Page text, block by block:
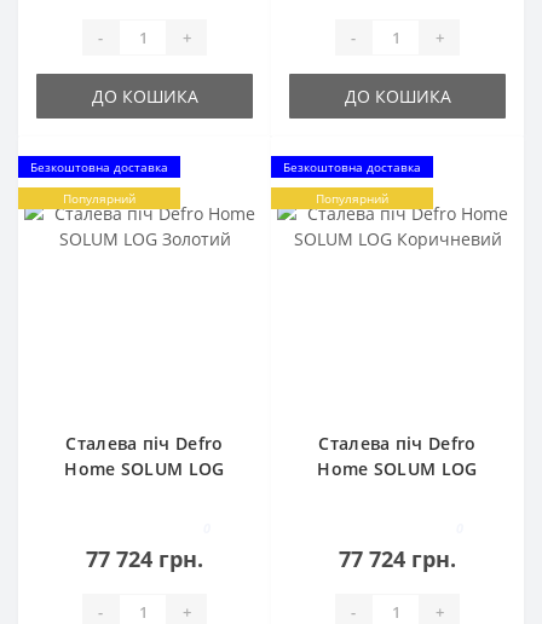
- +
ДО КОШИКА
- +
ДО КОШИКА
Безкоштовна доставка
Популярний
Сталева піч Defro
Home SOLUM LOG
77 724 грн.
- +
Безкоштовна доставка
Популярний
Сталева піч Defro
Home SOLUM LOG
77 724 грн.
- +